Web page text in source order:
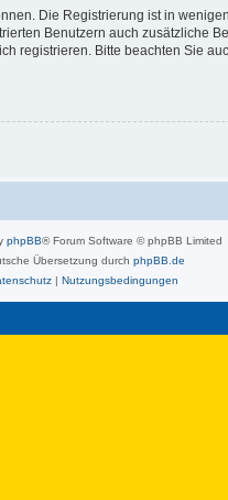
Die Registrierung ist in
Benutzern auch zusätzliche
registrieren. Bitte beachten Sie
phpBB® Forum Software © phpBB Limited
Übersetzung durch phpBB.de
| Nutzungsbedingungen